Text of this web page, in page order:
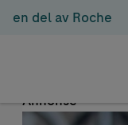
en del av Roche
Annonse